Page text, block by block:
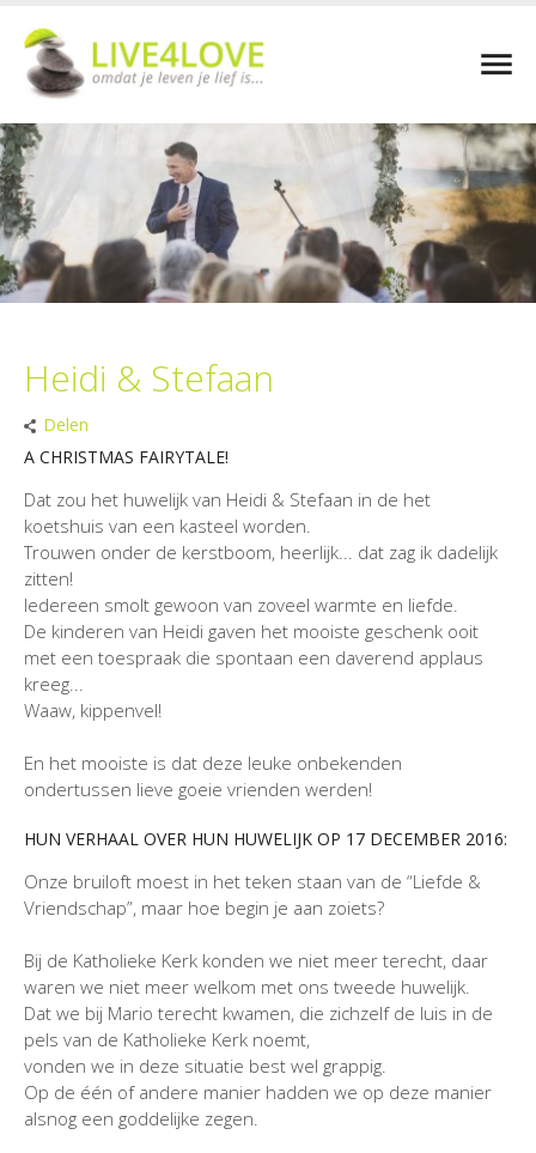
Heidi & Stefaan
Delen
A CHRISTMAS FAIRYTALE!
Dat zou het huwelijk van Heidi & Stefaan in de het
koetshuis van een kasteel worden.
Trouwen onder de kerstboom, heerlijk... dat zag ik dadelijk
zitten!
Iedereen smolt gewoon van zoveel warmte en liefde.
De kinderen van Heidi gaven het mooiste geschenk ooit
met een toespraak die spontaan een daverend applaus
kreeg...
Waaw, kippenvel!
En het mooiste is dat deze leuke onbekenden
ondertussen lieve goeie vrienden werden!
HUN VERHAAL OVER HUN HUWELIJK OP 17 DECEMBER 2016:
Onze bruiloft moest in het teken staan van de “Liefde &
Vriendschap”, maar hoe begin je aan zoiets?
Bij de Katholieke Kerk konden we niet meer terecht, daar
waren we niet meer welkom met ons tweede huwelijk.
Dat we bij Mario terecht kwamen, die zichzelf de luis in de
pels van de Katholieke Kerk noemt,
vonden we in deze situatie best wel grappig.
Op de één of andere manier hadden we op deze manier
alsnog een goddelijke zegen.